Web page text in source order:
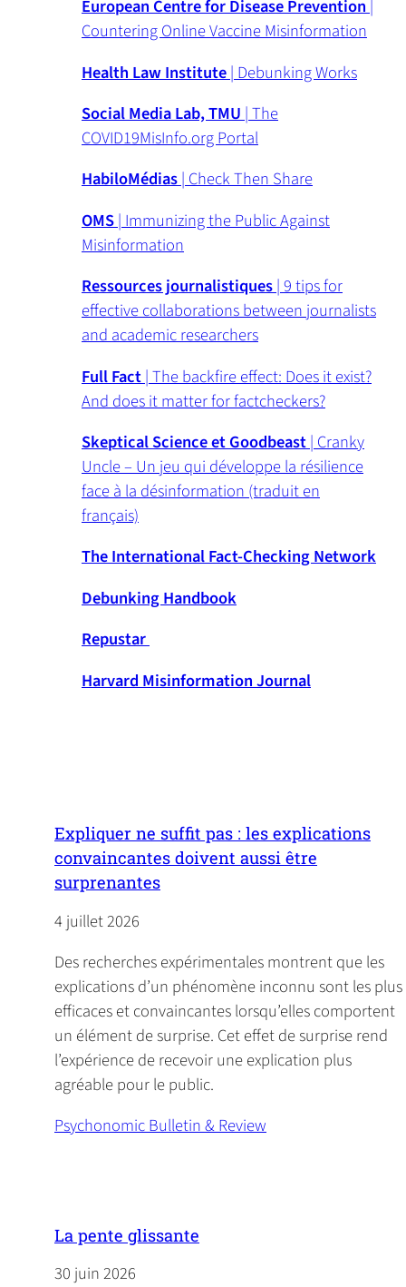
European Centre for Disease Prevention
Countering Online Vaccine Misinformation
Health Law Institute| Debunking Works
Social Media Lab, TMU | The
COVID19MisInfo.org Portal
HabiloMédias| Check Then Share
OMS| Immunizing the Public Against
Misinformation
Ressources journalistiques| 9 tips for
effective collaborations between journalists
and academic researchers
Full Fact| The backfire effect: Does it exist?
And does it matter for factcheckers?(opens
Skeptical Science et Goodbeast| Cranky
Uncle – Un jeu qui développe la résilience
face à la désinformation (traduit en
français)
The International Fact-Checking Network
Debunking Handbook(opens
Repustar
Harvard Misinformation Journal
Expliquer ne suffit pas : les explications
convaincantes doivent aussi être
surprenantes
4 juillet 2026
Des recherches expérimentales montrent que les
explications d’un phénomène inconnu sont les plus
efficaces et convaincantes lorsqu’elles comportent
un élément de surprise. Cet effet de surprise rend
l’expérience de recevoir une explication plus
agréable pour le public.
Psychonomic Bulletin & Review
(
n
La pente glissante
30 juin 2026